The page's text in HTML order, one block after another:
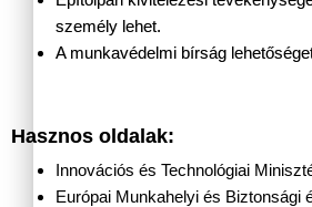
személy lehet.
A munkavédelmi bírság
Hasznos oldalak:
Innovációs és Technológiai
Európai Munkahelyi és Biztonsági